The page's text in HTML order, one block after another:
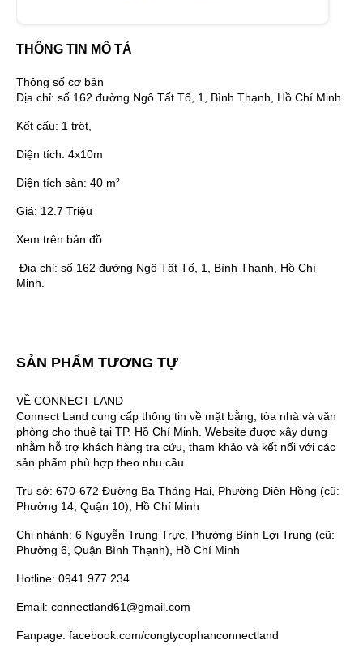
THÔNG TIN MÔ TẢ
Thông số cơ bản
Địa chỉ: số 162 đường Ngô Tất Tố, 1, Bình Thạnh, Hồ Chí Minh.
Kết cấu: 1 trệt,
Diện tích: 4x10m
Diện tích sàn: 40 m²
Giá: 12.7 Triệu
Xem trên bản đồ
Địa chỉ: số 162 đường Ngô Tất Tố, 1, Bình Thạnh, Hồ Chí
Minh.
SẢN PHẨM TƯƠNG TỰ
VỀ CONNECT LAND
Connect Land cung cấp thông tin về mặt bằng, tòa nhà và văn
phòng cho thuê tại TP. Hồ Chí Minh. Website được xây dựng
nhằm hỗ trợ khách hàng tra cứu, tham khảo và kết nối với các
sản phẩm phù hợp theo nhu cầu.
Trụ sở: 670-672 Đường Ba Tháng Hai, Phường Diên Hồng (cũ:
Phường 14, Quận 10), Hồ Chí Minh
Chi nhánh: 6 Nguyễn Trung Trực, Phường Bình Lợi Trung (cũ:
Phường 6, Quận Bình Thạnh), Hồ Chí Minh
Hotline: 0941 977 234
Email: connectland61@gmail.com
Fanpage: facebook.com/congtycophanconnectland